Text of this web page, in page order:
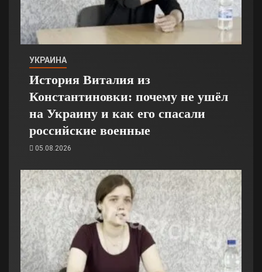
УКРАИНА
История Виталия из
Константиновки: почему не ушёл
на Украину и как его спасали
российские военные
05.08.2026